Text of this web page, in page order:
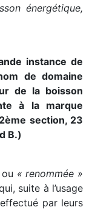
énergétique,
instance de
de domaine
de la boisson
à la marque
section, 23
B.)
ou « renommée »
suite à l’usage
par leurs